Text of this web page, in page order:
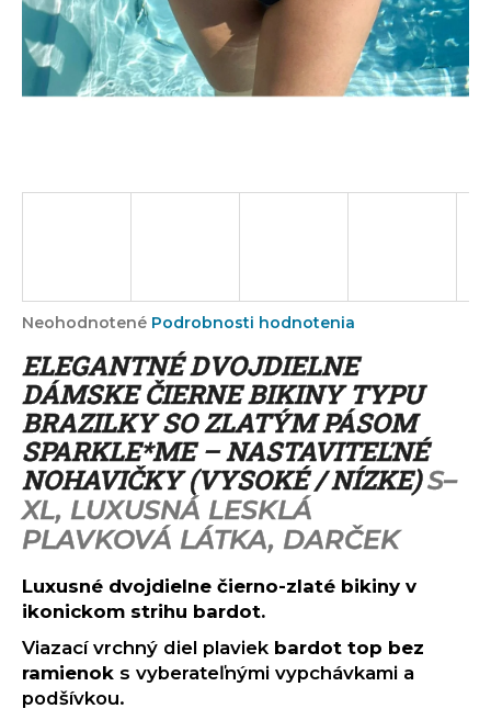
Priemerné
produktu
je
0,0
z
5
hviezdičiek.
Neohodnotené Podrobnosti hodnotenia
ELEGANTNÉ DVOJDIELNE
DÁMSKE ČIERNE BIKINY TYPU
BRAZILKY SO ZLATÝM PÁSOM
SPARKLE*ME – NASTAVITEĽNÉ
NOHAVIČKY (VYSOKÉ / NÍZKE)S–
XL, LUXUSNÁ LESKLÁ
PLAVKOVÁ LÁTKA, DARČEK
Luxusné dvojdielne čierno-zlaté bikiny v
ikonickom strihu bardot.
Viazací vrchný diel plaviek bardot top bez
ramienok s vyberateľnými vypchávkami a
podšívkou.
j
O
d
p
o
r
ú
č
a
m